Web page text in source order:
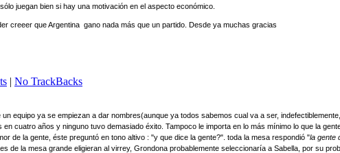
juegan bien si hay una motivación en el aspecto económico.
creeer que Argentina gano nada más que un partido. Desde ya muchas gracias
No TrackBacks
equipo ya se empiezan a dar nombres(aunque ya todos sabemos cual va a ser,
cuatro años y ninguno tuvo demasiado éxito. Tampoco le importa en lo más mínimo lo que la
de la gente, éste preguntó en tono altivo : "y que dice la gente?". toda la mesa respondió "la gente
de la mesa grande eligieran al virrey, Grondona probablemente seleccionaría a Sabella, por su